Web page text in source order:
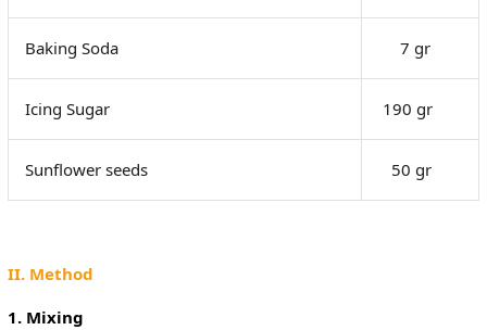
Baking Soda 7 gr
Icing Sugar 190 gr
Sunflower seeds 50 gr
II. Method
1. Mixing